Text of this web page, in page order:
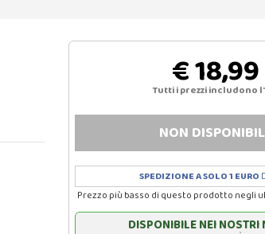
€ 18,99
Tutti i prezzi includono
NON
SPEDIZIONE A SOLO 1 EURO
Prezzo più basso di questo prodotto negli
DISPONIBILE NEI NOSTRI